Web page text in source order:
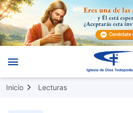
Inicio Lecturas